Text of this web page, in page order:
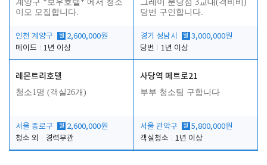
계양구 *보우호텔* 에서 청소
이모 모집합니다.
인천 계양구 월 2,600,000원
메이드
1년 이상
그레이 분당점 3교대(격비비)
당번 구인합니다.
경기 성남시 월 3,000,000원
당번
1년 이상
레몬트리호텔
청소1명 (객실26개)
서울 종로구 월 2,600,000원
청소 외
경력무관
사당역 메트로21
부부 청소팀 구합니다
서울 관악구 월 5,800,000원
객실청소
1년 이상